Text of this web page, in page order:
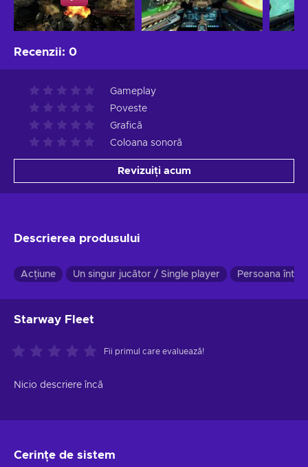
Recenzii: 0
Gameplay
Poveste
Grafică
Coloana sonoră
Revizuiți acum
Descrierea produsului
Acțiune Un singur jucător / Single player Persoana întâi
Starway Fleet
Fii primul care evaluează!
Nicio descriere încă
Cerințe de sistem